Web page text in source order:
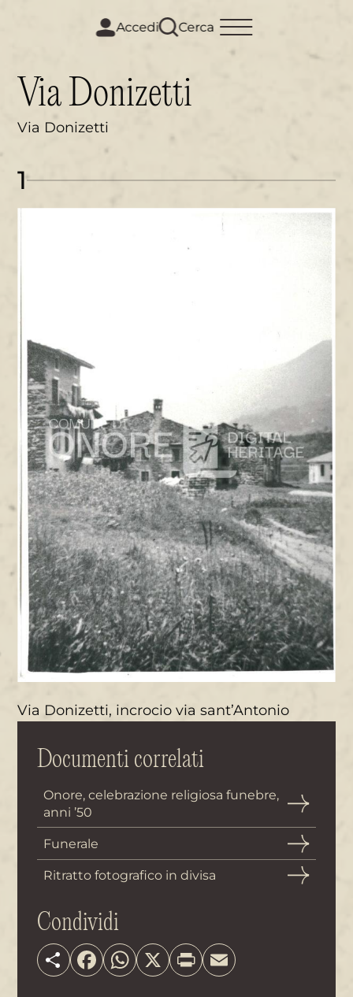
Accedi Cerca
Via Donizetti
Via Donizetti
1
Via Donizetti, incrocio via sant’Antonio
Documenti correlati
Onore, celebrazione religiosa funebre,
anni ’50
Funerale
Ritratto fotografico in divisa
Condividi
ShareFacebookWhatsApp
X PrintEmail